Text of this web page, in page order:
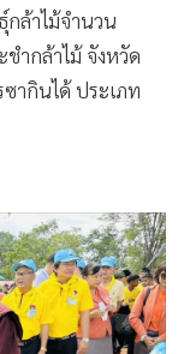
ล้าไม้จำนวน
ำกล้าไม้ จังหวัด
ากินได้ ประเภท